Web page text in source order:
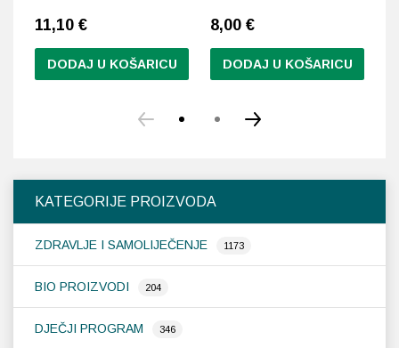
KATEGORIJE PROIZVODA
ZDRAVLJE I SAMOLIJEČENJE 1173
BIO PROIZVODI 204
DJEČJI PROGRAM 346
11,10 €
DODAJ U KOŠARICU
8,00 €
DODAJ U KOŠARICU